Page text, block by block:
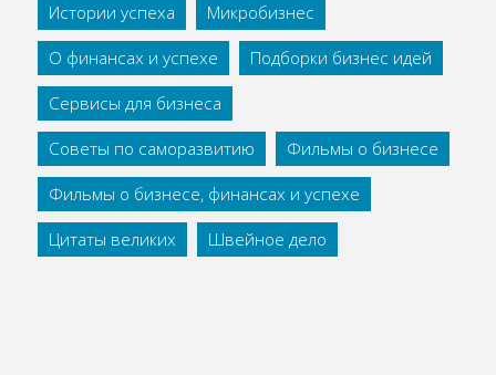
Истории успеха
Микробизнес
О финансах и успехе
Подборки бизнес идей
Сервисы для бизнеса
Советы по саморазвитию
Фильмы о бизнесе
Фильмы о бизнесе, финансах и успехе
Цитаты великих
Швейное дело